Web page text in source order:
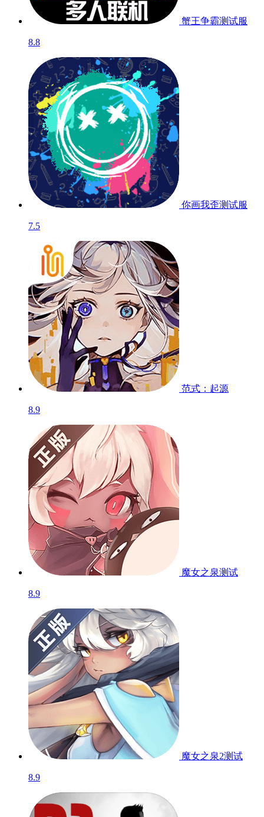
蟹王争霸测试服
8.8
你画我歪测试服
7.5
范式：起源
8.9
魔女之泉测试
8.9
魔女之泉2测试
8.9